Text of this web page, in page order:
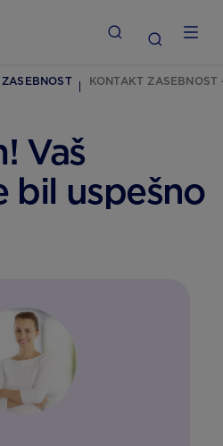
KONTAKT
Vaš
bil uspešno